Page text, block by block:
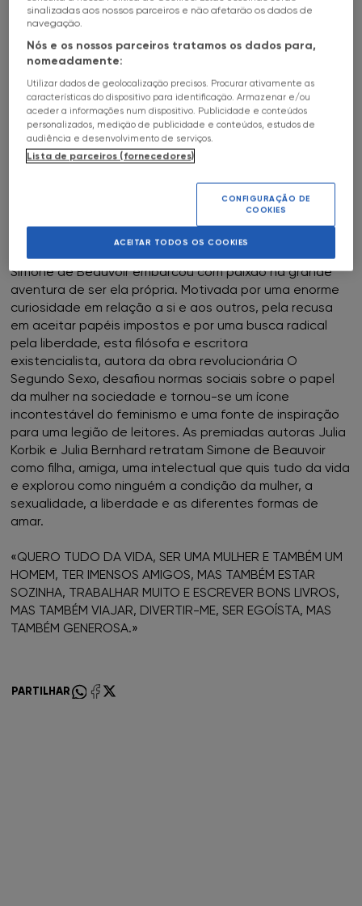
HALL OF FAME
SOBRE
FNAC Alfragide
FNAC AlgarveShopping
FNAC Almada
FNAC Amoreiras
FNAC Braga
FNAC Cascais
FNAC Castelo Branco
FNAC Chiado
FNAC Colombo
FNAC Évora
FNAC Gaia
FNAC Guimarães
01Sep-20OctcDate
ENTRADA LIVRE
SIMONE DE BEAUVOIR
FNAC ALMADA
UMA BIOGRAFIA ÚNICA E APAIXONANTE QUE MERGULHA
NA VIDA DE UMA DAS MULHERES MAIS INFLUENTES DE
Desde a infância, numa época em que as mulheres não
podiam estudar, votar ou escolher a sua profissão,
Simone de Beauvoir embarcou com paixão na grande
aventura de ser ela própria. Motivada por uma enorme
curiosidade em relação a si e aos outros, pela recusa
em aceitar papéis impostos e por uma busca radical
pela liberdade, esta filósofa e escritora
existencialista, autora da obra revolucionária O
Segundo Sexo, desafiou normas sociais sobre o papel
da mulher na sociedade e tornou-se um ícone
incontestável do feminismo e uma fonte de inspiração
para uma legião de leitores. As premiadas autoras Julia
Korbik e Julia Bernhard retratam Simone de Beauvoir
como filha, amiga, uma intelectual que quis tudo da vida
e explorou como ninguém a condição da mulher, a
sexualidade, a liberdade e as diferentes formas de
amar.
«QUERO TUDO DA VIDA, SER UMA MULHER E TAMBÉM UM
HOMEM, TER IMENSOS AMIGOS, MAS TAMBÉM ESTAR
SOZINHA, TRABALHAR MUITO E ESCREVER BONS LIVROS,
MAS TAMBÉM VIAJAR, DIVERTIR-ME, SER EGOÍSTA, MAS
TAMBÉM GENEROSA.»
PARTILHAR
sinalizadas aos nossos parceiros e não afetarão os dados de
navegação.
Nós e os nossos parceiros tratamos os dados para,
nomeadamente:
Utilizar dados de geolocalização precisos. Procurar ativamente as
características do dispositivo para identificação. Armazenar e/ou
aceder a informações num dispositivo. Publicidade e conteúdos
personalizados, medição de publicidade e conteúdos, estudos de
audiência e desenvolvimento de serviços.
Lista de parceiros (fornecedores)
CONFIGURAÇÃO DE
COOKIES
ACEITAR TODOS OS COOKIES